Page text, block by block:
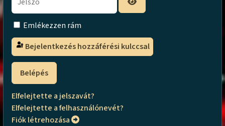
Emlékezzen rám
Bejelentkezés hozzáférési kulccsal
Belépés
Elfelejtette a jelszavát?
Elfelejtette a felhasználónevét?
Fiók létrehozása